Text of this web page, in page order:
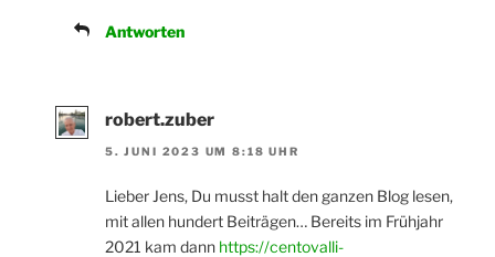
Antworten
robert.zuber
5. JUNI 2023 UM 8:18 UHR
Lieber Jens, Du musst halt den ganzen Blog lesen,
mit allen hundert Beiträgen… Bereits im Frühjahr
2021 kam dann https://centovalli-